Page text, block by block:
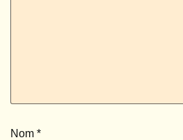
Nom *